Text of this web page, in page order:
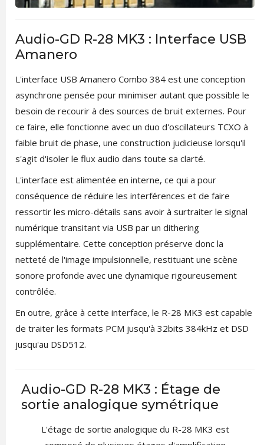
Audio-GD R-28 MK3 : Interface USB
Amanero
L'interface USB Amanero Combo 384 est une conception
asynchrone pensée pour minimiser autant que possible le
besoin de recourir à des sources de bruit externes. Pour
ce faire, elle fonctionne avec un duo d'oscillateurs TCXO à
faible bruit de phase, une construction judicieuse lorsqu'il
s'agit d'isoler le flux audio dans toute sa clarté.
L'interface est alimentée en interne, ce qui a pour
conséquence de réduire les interférences et de faire
ressortir les micro-détails sans avoir à surtraiter le signal
numérique transitant via USB par un dithering
supplémentaire. Cette conception préserve donc la
netteté de l'image impulsionnelle, restituant une scène
sonore profonde avec une dynamique rigoureusement
contrôlée.
En outre, grâce à cette interface, le R-28 MK3 est capable
de traiter les formats PCM jusqu'à 32bits 384kHz et DSD
jusqu'au DSD512.
Audio-GD R-28 MK3 : Étage de
sortie analogique symétrique
L'étage de sortie analogique du R-28 MK3 est